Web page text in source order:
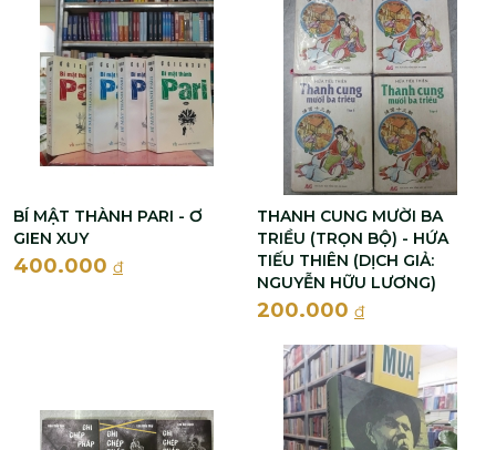
BÍ MẬT THÀNH PARI - Ơ
GIEN XUY
400.000 đ
THANH CUNG MƯỜI BA
TRIỀU (TRỌN BỘ) - HỨA
TIẾU THIÊN (DỊCH GIẢ:
NGUYỄN HỮU LƯƠNG)
200.000 đ